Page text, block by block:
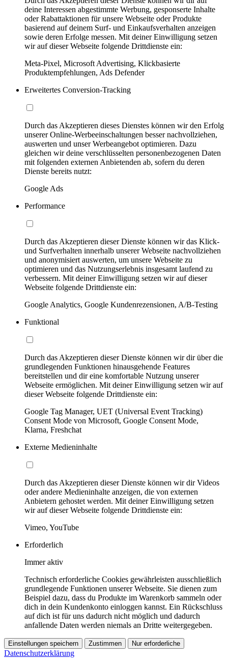
deine Interessen abgestimmte Werbung, gesponserte Inhalte
oder Rabattaktionen für unsere Webseite oder Produkte
basierend auf deinem Surf- und Einkaufsverhalten anzeigen
sowie deren Erfolge messen. Mit deiner Einwilligung setzen
wir auf dieser Webseite folgende Drittdienste ein:
Meta-Pixel, Microsoft Advertising, Klickbasierte
Produktempfehlungen, Ads Defender
Erweitertes Conversion-Tracking
Durch das Akzeptieren dieses Dienstes können wir den Erfolg
unserer Online-Werbeeinschaltungen besser nachvollziehen,
auswerten und unser Werbeangebot optimieren. Dazu
gleichen wir deine verschlüsselten personenbezogenen Daten
mit folgenden externen Anbietenden ab, sofern du deren
Dienste bereits nutzt:
Google Ads
Performance
Durch das Akzeptieren dieser Dienste können wir das Klick-
und Surfverhalten innerhalb unserer Webseite nachvollziehen
und anonymisiert auswerten, um unsere Webseite zu
optimieren und das Nutzungserlebnis insgesamt laufend zu
verbessern. Mit deiner Einwilligung setzen wir auf dieser
Webseite folgende Drittdienste ein:
Google Analytics, Google Kundenrezensionen, A/B-Testing
Funktional
Durch das Akzeptieren dieser Dienste können wir dir über die
grundlegenden Funktionen hinausgehende Features
bereitstellen und dir eine komfortable Nutzung unserer
Webseite ermöglichen. Mit deiner Einwilligung setzen wir auf
dieser Webseite folgende Drittdienste ein:
Google Tag Manager, UET (Universal Event Tracking)
Consent Mode von Microsoft, Google Consent Mode,
Klarna, Freshchat
Externe Medieninhalte
Durch das Akzeptieren dieser Dienste können wir dir Videos
oder andere Medieninhalte anzeigen, die von externen
Anbietern gehostet werden. Mit deiner Einwilligung setzen
wir auf dieser Webseite folgende Drittdienste ein:
Vimeo, YouTube
Erforderlich
Immer aktiv
Technisch erforderliche Cookies gewährleisten ausschließlich
grundlegende Funktionen unserer Webseite. Sie dienen zum
Beispiel dazu, dass du Produkte im Warenkorb sammeln oder
dich in dein Kundenkonto einloggen kannst. Ein Rückschluss
auf dich ist für uns dadurch nicht möglich und dadurch
anfallende Daten werden niemals an Dritte weitergegeben.
Einstellungen speichern Zustimmen Nur erforderliche
Datenschutzerklärung